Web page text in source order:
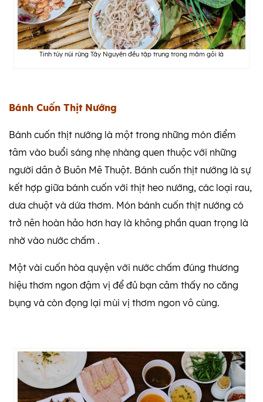
Tinh túy núi rừng Tây Nguyên đều tập trung trong mâm gỏi lá
Bánh Cuốn Thịt Nướng
Bánh cuốn thịt nướng là một trong những món điểm
tâm vào buổi sáng nhẹ nhàng quen thuộc với những
người dân ở Buôn Mê Thuột. Bánh cuốn thịt nướng là sự
kết hợp giữa bánh cuốn với thịt heo nướng, các loại rau,
dưa chuột và dứa thơm. Món bánh cuốn thịt nướng có
trở nên hoàn hảo hơn hay là không phần quan trọng là
nhờ vào nước chấm .
Một vài cuốn hòa quyện với nước chấm đúng thương
hiệu thơm ngon đậm vị để đủ bạn cảm thấy no căng
bụng và còn đọng lại mùi vị thơm ngon vô cùng.